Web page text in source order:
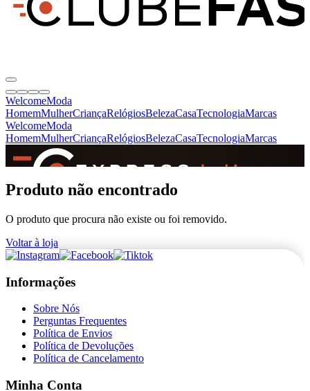
WelcomeModa
HomemMulherCriançaRelógiosBelezaCasaTecnologiaMarcas
WelcomeModa
HomemMulherCriançaRelógiosBelezaCasaTecnologiaMarcas
+de 36.000 reviews
Produto não encontrado
O produto que procura não existe ou foi removido.
Voltar à loja
Informações
Sobre Nós
Perguntas Frequentes
Política de Envios
Política de Devoluções
Política de Cancelamento
Minha Conta